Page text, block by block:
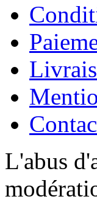
L'abus